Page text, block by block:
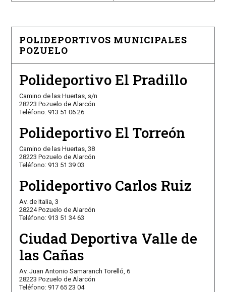
POLIDEPORTIVOS MUNICIPALES
POZUELO
Polideportivo El Pradillo
Camino de las Huertas, s/n
28223 Pozuelo de Alarcón
Teléfono: 913 51 06 26
Polideportivo El Torreón
Camino de las Huertas, 38
28223 Pozuelo de Alarcón
Teléfono: 913 51 39 03
Polideportivo Carlos Ruiz
Av. de Italia, 3
28224 Pozuelo de Alarcón
Teléfono: 913 51 34 63
Ciudad Deportiva Valle de
las Cañas
Av. Juan Antonio Samaranch Torelló, 6
28223 Pozuelo de Alarcón
Teléfono: 917 65 23 04